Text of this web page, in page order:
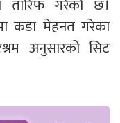
तारिफ गरेको छ।
कडा मेहनत गरेका
अनुसारको सिट